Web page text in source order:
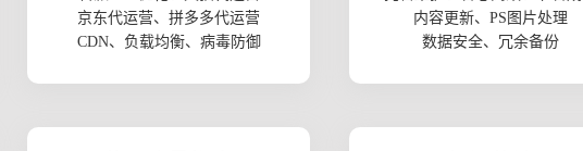
京东代运营、拼多多代运营
CDN、负载均衡、病毒防御
内容更新、PS图片处理
数据安全、冗余备份